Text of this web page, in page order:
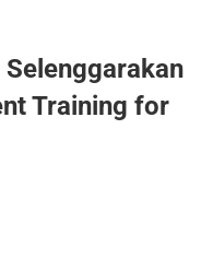
Training for